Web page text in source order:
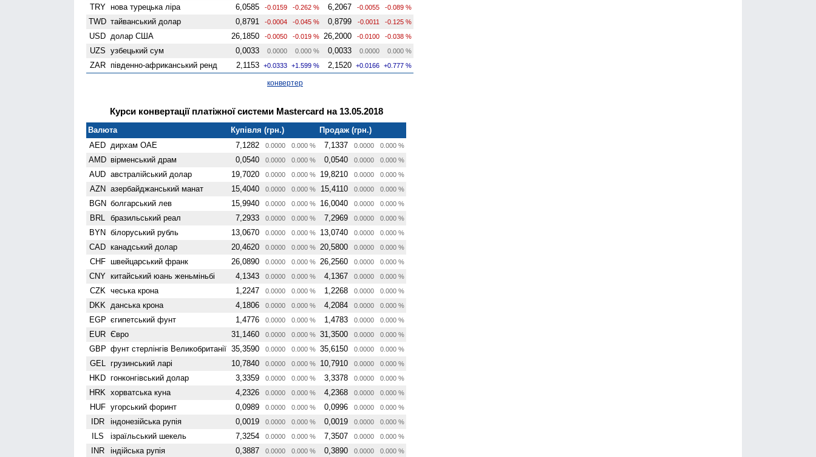
TRY нова турецька ліра 6,0585 -0.0159 -0.262 % 6,2067 -0.0055 -0.089 %
TWD тайванський долар 0,8791 -0.0004 -0.045 % 0,8799 -0.0011 -0.125 %
USD долар США 26,1850 -0.0050 -0.019 % 26,2000 -0.0100 -0.038 %
UZS узбецький сум 0,0033 0.0000 0.000 % 0,0033 0.0000 0.000 %
ZAR південно-африканський ренд 2,1153 +0.0333 +1.599 % 2,1520 +0.0166 +0.777 %
конвертер
Курси конвертації платіжної системи Mastercard на 13.05.2018
Валюта Купівля (грн.)
Продаж (грн.)
AED дирхам ОАЕ 7,1282 0.0000 0.000 % 7,1337 0.0000 0.000 %
AMD вiрменський драм 0,0540 0.0000 0.000 % 0,0540 0.0000 0.000 %
AUD австралійський долар 19,7020 0.0000 0.000 % 19,8210 0.0000 0.000 %
AZN азербайджанський манат 15,4040 0.0000 0.000 % 15,4110 0.0000 0.000 %
BGN болгарський лев 15,9940 0.0000 0.000 % 16,0040 0.0000 0.000 %
BRL бразильський реал 7,2933 0.0000 0.000 % 7,2969 0.0000 0.000 %
BYN білоруський рубль 13,0670 0.0000 0.000 % 13,0740 0.0000 0.000 %
CAD канадський долар 20,4620 0.0000 0.000 % 20,5800 0.0000 0.000 %
CHF швейцарський франк 26,0890 0.0000 0.000 % 26,2560 0.0000 0.000 %
CNY китайський юань женьмiньбi 4,1343 0.0000 0.000 % 4,1367 0.0000 0.000 %
CZK чеська крона 1,2247 0.0000 0.000 % 1,2268 0.0000 0.000 %
DKK данська крона 4,1806 0.0000 0.000 % 4,2084 0.0000 0.000 %
EGP єгипетський фунт 1,4776 0.0000 0.000 % 1,4783 0.0000 0.000 %
EUR Євро 31,1460 0.0000 0.000 % 31,3500 0.0000 0.000 %
GBP фунт стерлінгів Велико­британії 35,3590 0.0000 0.000 % 35,6150 0.0000 0.000 %
GEL грузинський ларі 10,7840 0.0000 0.000 % 10,7910 0.0000 0.000 %
HKD гонконгівський долар 3,3359 0.0000 0.000 % 3,3378 0.0000 0.000 %
HRK хорватська куна 4,2326 0.0000 0.000 % 4,2368 0.0000 0.000 %
HUF угорський форинт 0,0989 0.0000 0.000 % 0,0996 0.0000 0.000 %
IDR індонезійська рупія 0,0019 0.0000 0.000 % 0,0019 0.0000 0.000 %
ILS ізраїльський шекель 7,3254 0.0000 0.000 % 7,3507 0.0000 0.000 %
INR індійська рупія 0,3887 0.0000 0.000 % 0,3890 0.0000 0.000 %